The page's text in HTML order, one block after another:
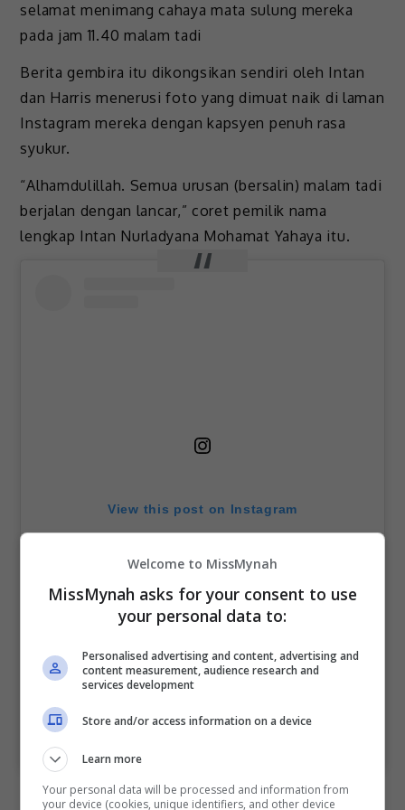
selamat menimang cahaya mata sulung mereka
pada jam 11.40 malam tadi
Berita gembira itu dikongsikan sendiri oleh Intan
dan Harris menerusi foto yang dimuat naik di laman
Instagram mereka dengan kapsyen penuh rasa
syukur.
“Alhamdulillah. Semua urusan (bersalin) malam tadi
berjalan dengan lancar,” coret pemilik nama
lengkap Intan Nurladyana Mohamat Yahaya itu.
View this post on Instagram
A post shared by INTAN LADYANA (@intanladyana)
Menerusi perkongsian sebelum ini, Harris sempat
Welcome to MissMynah
MissMynah asks for your consent to use
your personal data to:
Personalised advertising and content, advertising and
content measurement, audience research and
services development
Store and/or access information on a device
Learn more
Your personal data will be processed and information from
your device (cookies, unique identifiers, and other device